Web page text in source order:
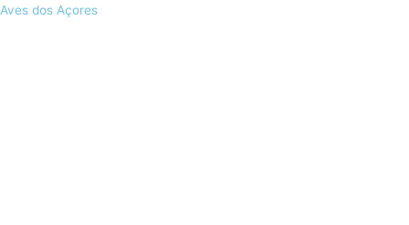
Skip
Aves dos Açores